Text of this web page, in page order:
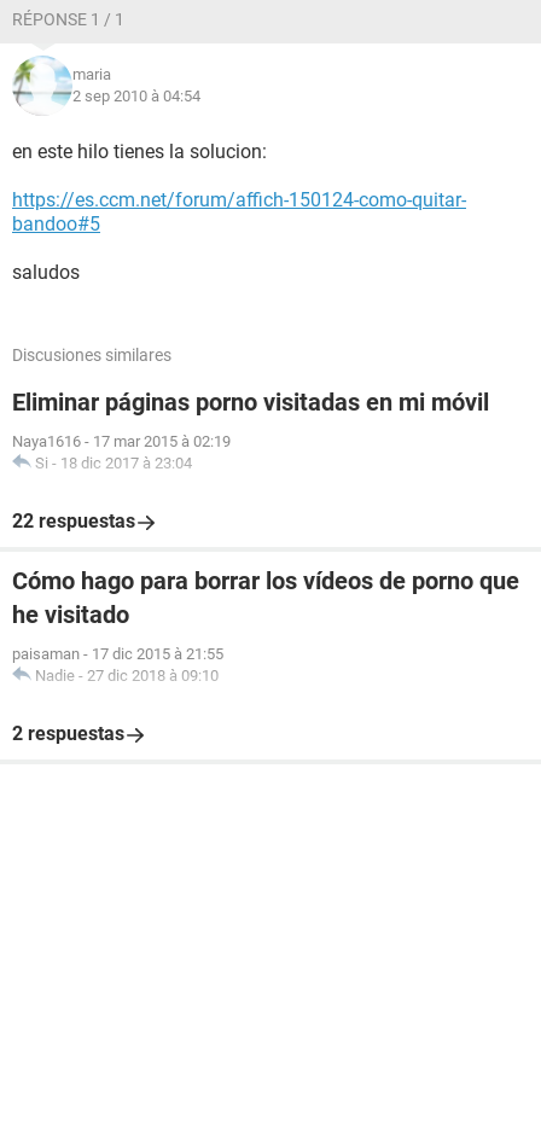
RÉPONSE 1 / 1
maria
2 sep 2010 à 04:54
en este hilo tienes la solucion:
https://es.ccm.net/forum/affich-150124-como-quitar-
bandoo#5
saludos
Discusiones similares
Eliminar páginas porno visitadas en mi móvil
Naya1616 - 17 mar 2015 à 02:19
Si - 18 dic 2017 à 23:04
22 respuestas
Cómo hago para borrar los vídeos de porno que
he visitado
paisaman - 17 dic 2015 à 21:55
Nadie - 27 dic 2018 à 09:10
2 respuestas